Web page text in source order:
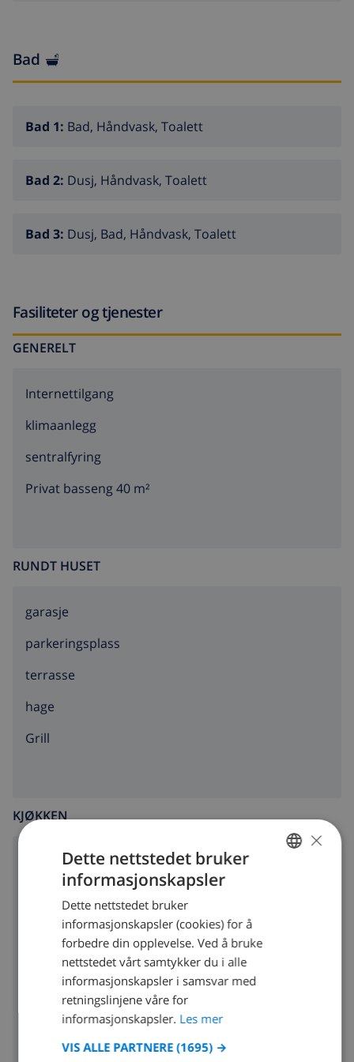
the free WiFi available in the villa. Pets up to 12 kg are
allowed with a small supplement, so that the whole
every detail is carefully designed to make your stay an
home away from home. Your private paradise awaits!
Bad
Bad 1: Bad, Håndvask, Toalett
Bad 2: Dusj, Håndvask, Toalett
Bad 3: Dusj, Bad, Håndvask, Toalett
Fasiliteter og tjenester
GENERELT
Internettilgang
klimaanlegg
sentralfyring
Privat basseng 40 m²
RUNDT HUSET
garasje
parkeringsplass
terrasse
hage
grill
KJØKKEN
ovn med 4 plater
mikrobølgeovn
kjøleskap
brødrister
oppvaskmaskin
vaskemaskin
FRENCH
SPANISH
GERMAN
×
Dette nettstedet bruker
informasjonskapsler
Dette nettstedet bruker
informasjonskapsler (cookies) for å
forbedre din opplevelse. Ved å bruke
nettstedet vårt samtykker du i alle
informasjonskapsler i samsvar med
retningslinjene våre for
informasjonskapsler. Les mer
VIS ALLE PARTNERE (1695) →